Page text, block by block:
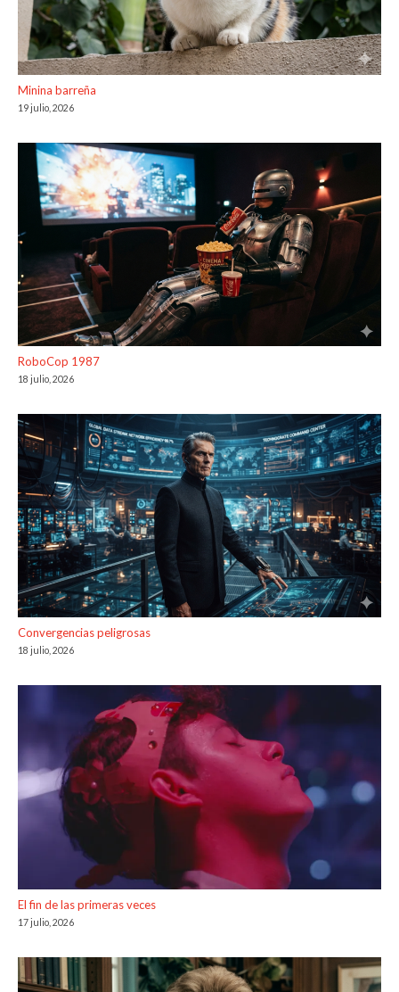
Minina barreña
19 julio, 2026
RoboCop 1987
18 julio, 2026
Convergencias peligrosas
18 julio, 2026
El fin de las primeras veces
17 julio, 2026